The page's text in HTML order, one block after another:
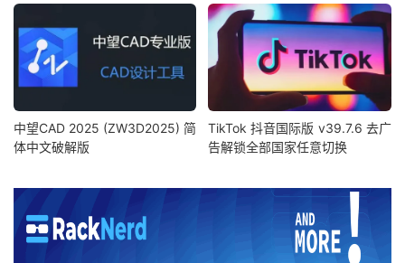
中望CAD 2025 (ZW3D2025) 简
体中文破解版
TikTok 抖音国际版 v39.7.6 去广
告解锁全部国家任意切换